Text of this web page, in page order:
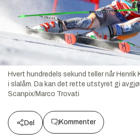
Hvert hundredels sekund teller når
i slalåm. Da kan det rette utstyret gi
Scanpix/Marco Trovati
Del Kommenter